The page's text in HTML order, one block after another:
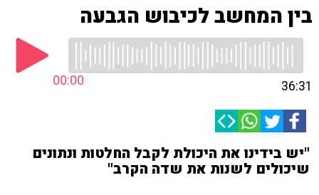
בין המחשב לכיבוש הגבעה
00:00 36:31
"יש בידינו את היכולת לקבל החלטות ונתונים
שיכולים לשנות את שדה הקרב"